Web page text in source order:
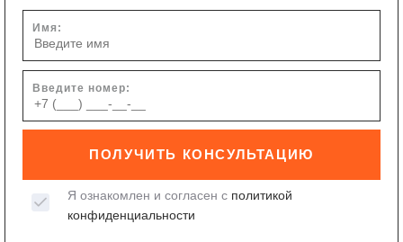
Имя:
Введите номер:
ПОЛУЧИТЬ КОНСУЛЬТАЦИЮ
Я ознакомлен и согласен с политикой
конфиденциальности